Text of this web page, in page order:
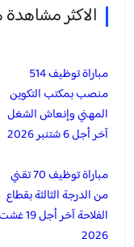
الاكثر
مباراة توظيف 514
منصب بمكتب التكوين
المهني وإنعاش الشغل
آخر أجل 6 شتنبر 2026
مباراة توظيف 70 تقني
من الدرجة الثالثة بقطاع
الفلاحة آخر أجل 19 غشت
2026